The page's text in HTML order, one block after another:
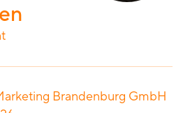
Brandenburg GmbH